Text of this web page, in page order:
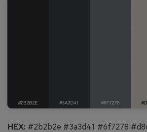
HEX: #2b2b2e #3a3d41 #6f7278